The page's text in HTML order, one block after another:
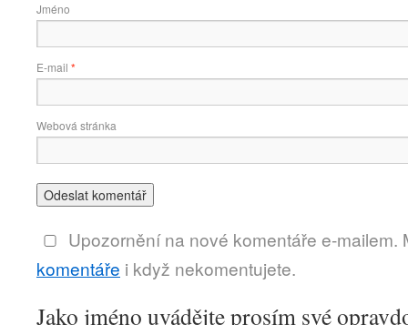
Jméno
E-mail *
Webová stránka
Upozornění na nové komentáře e-mailem.
komentáře i když nekomentujete.
Jako jméno uvádějte prosím své